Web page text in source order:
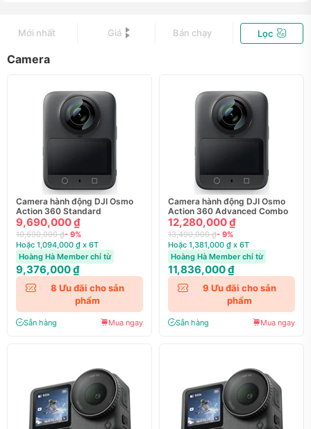
Mới nhất Giá Bán chạy Lọc
Camera
Camera hành động DJI Osmo
Action 360 Standard
9,690,000 ₫
10,690,000 ₫- 9%
Hoặc 1,094,000 ₫ x 6T
Hoàng Hà Member chỉ từ
9,376,000 ₫
8 Ưu đãi cho sản
phẩm
Sẵn hàng Mua ngay
Camera hành động DJI Osmo
Action 360 Advanced Combo
12,280,000 ₫
13,490,000 ₫- 9%
Hoặc 1,381,000 ₫ x 6T
Hoàng Hà Member chỉ từ
11,836,000 ₫
9 Ưu đãi cho sản
phẩm
Sẵn hàng Mua ngay